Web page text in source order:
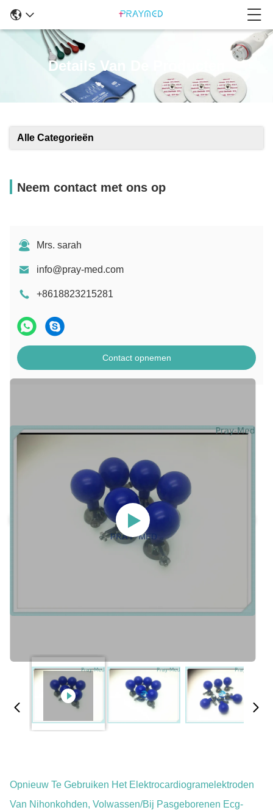
Details Van De Producten
Alle Categorieën
Neem contact met ons op
Mrs. sarah
info@pray-med.com
+8618823215281
Contact opnemen
Opnieuw Te Gebruiken Het Elektrocardiogramelektroden
Van Nihonkohden, Volwassen/Bij Pasgeborenen Ecg-